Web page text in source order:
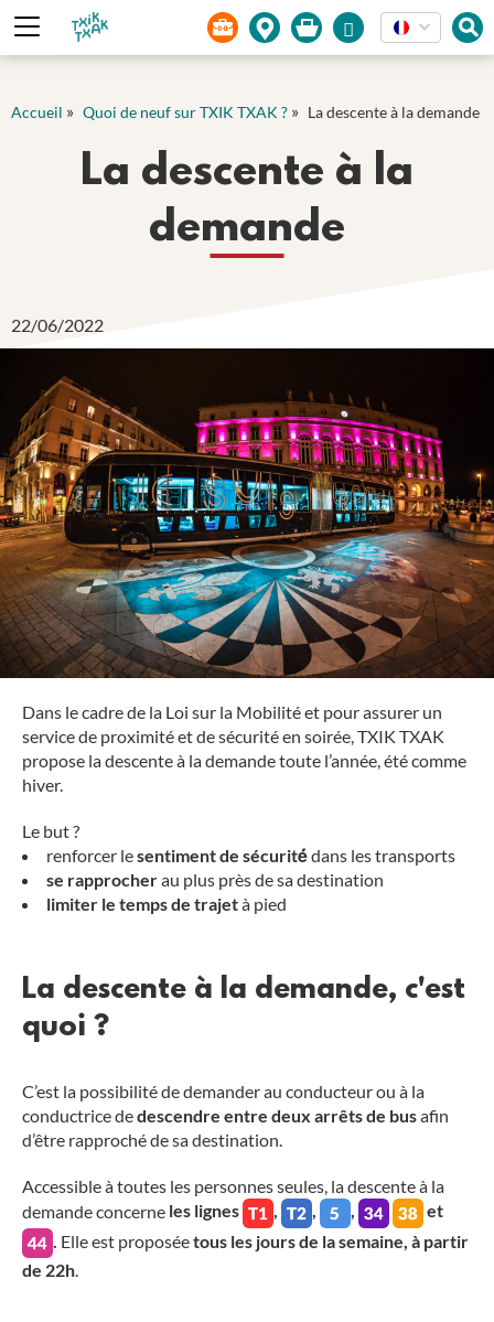
Panneau de gestion des cookies
Accueil » Quoi de neuf sur TXIK TXAK ? » La descente à la demande
La descente à la
demande
22/06/2022
Dans le cadre de la Loi sur la Mobilité et pour assurer un
service de proximité et de sécurité en soirée, TXIK TXAK
propose la descente à la demande toute l’année, été comme
hiver.
Le but ?
renforcer lesentiment de sécurité́dans les transports
se rapprocherau plus près de sa destination
limiter le temps de trajetà pied
La descente à la demande, c'est
quoi ?
C’est la possibilité de demander au conducteur ou à la
conductrice dedescendre entre deux arrêts de busafin
d’être rapproché de sa destination.
Accessible à toutes les personnes seules, la descente à la
demande concerne les lignes , , ,
et
Elle est proposéetous les jours de la semaine, à partir
de 22h.